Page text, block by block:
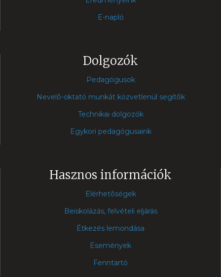
E-napló
Dolgozók
Pedagógusok
Nevelõ-oktató munkát közvetlenül segítõk
Technikai dolgozók
Egykori pedagógusaink
Hasznos információk
Elérhetõségek
Beiskolázás, felvételi eljárás
Étkezés lemondása
Események
Fenntartó